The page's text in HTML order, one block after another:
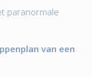
paranormale
van een